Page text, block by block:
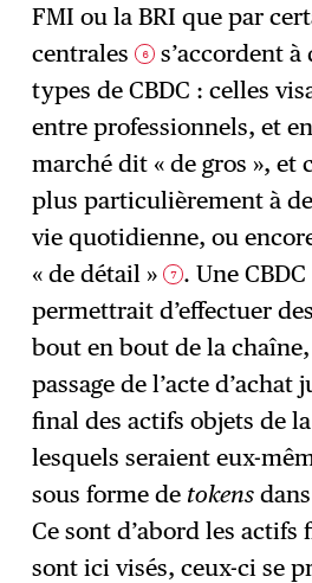
FMI ou la BRI que par
centrales 6
s’accordent
types de CBDC : celles
entre professionnels, et
marché dit « de gros », et
plus particulièrement à
vie quotidienne, ou
« de détail » 7 . Une
permettrait d’effectuer
bout en bout de la chaîne,
passage de l’acte d’achat
final des actifs objets de
lesquels seraient eux-
sous forme de tokens
Ce sont d’abord les
sont ici visés, ceux-ci se